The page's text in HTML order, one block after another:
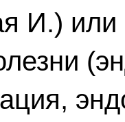
И.)